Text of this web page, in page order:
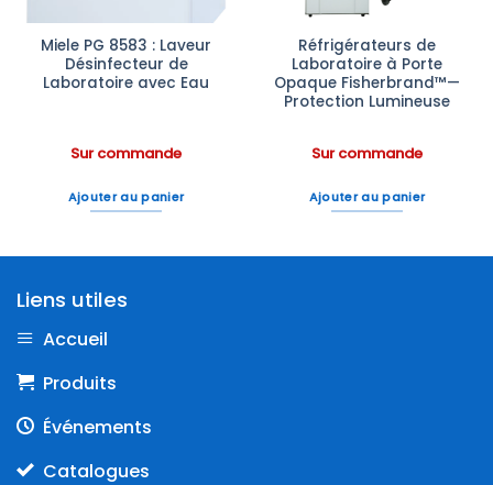
Miele PG 8583 : Laveur
Désinfecteur de
Laboratoire avec Eau
Sur commande
Ajouter au panier
Réfrigérateurs de
Laboratoire à Porte
Opaque Fisherbrand™—
Protection Lumineuse
Sur commande
Ajouter au panier
Liens utiles
Accueil
Produits
Événements
Catalogues